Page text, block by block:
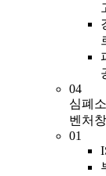
04
심폐
벤처
01